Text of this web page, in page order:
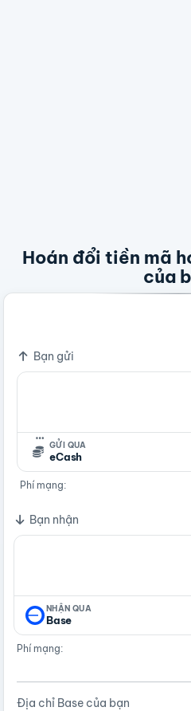
Hoán đổi tiền mã
của
Bạn gửi
…
GỬI QUA
eCash
Phí mạng:
Bạn nhận
NHẬN QUA
Base
Phí mạng:
Địa chỉ Base của bạn